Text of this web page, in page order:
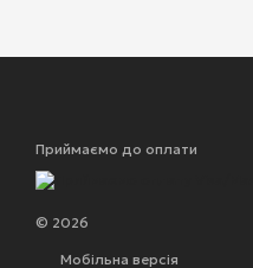
Приймаємо до оплати
© 2026
Мобільна версія